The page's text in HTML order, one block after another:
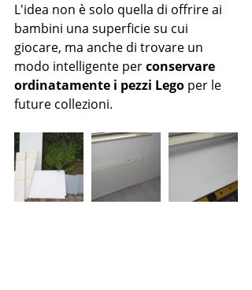
L'idea non è solo quella di offrire ai
bambini una superficie su cui
giocare, ma anche di trovare un
modo intelligente per conservare
ordinatamente i pezzi Lego per le
future collezioni.